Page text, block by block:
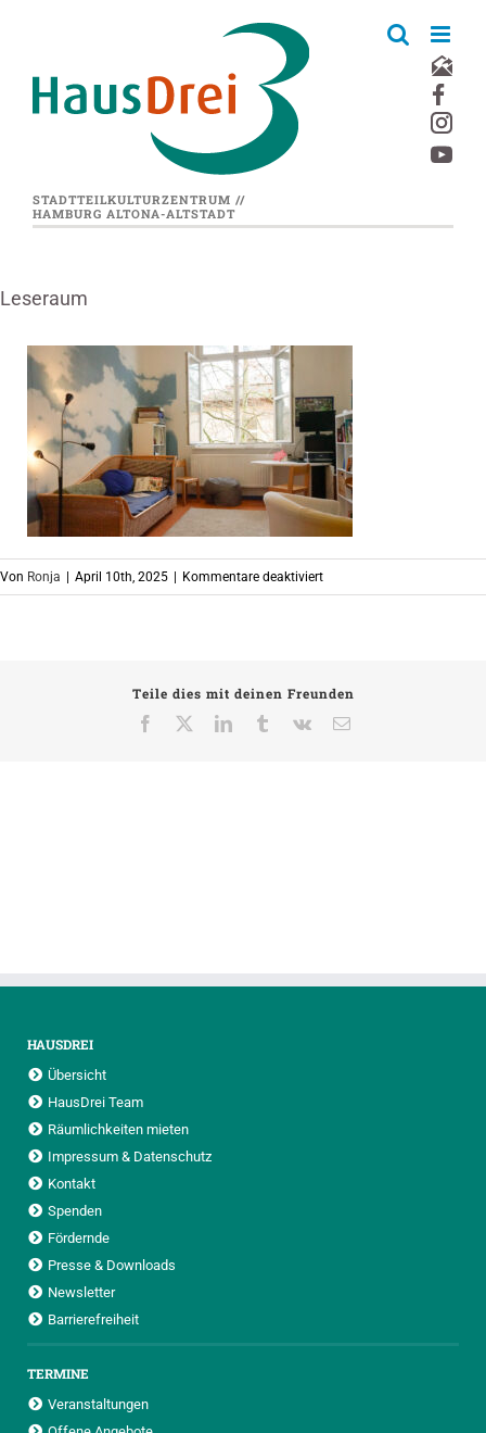
STADTTEILKULTURZENTRUM //
HAMBURG ALTONA-ALTSTADT
Leseraum
Von Ronja April 10th, 2025 Kommentare deaktiviertfür
Leseraum
Teile dies mit deinen Freunden
Facebook
LinkedInTumblrVk
E-
HAUSDREI
Übersicht
HausDrei Team
Räumlichkeiten mieten
Impressum & Datenschutz
Kontakt
Spenden
Fördernde
Presse & Downloads
Newsletter
Barrierefreiheit
TERMINE
Veranstaltungen